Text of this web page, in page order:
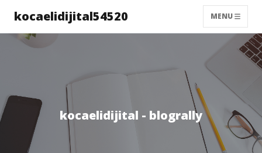
kocaelidijital54520 MENU
kocaelidijital - blogrally